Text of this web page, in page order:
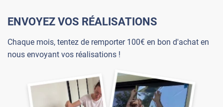
ENVOYEZ VOS RÉALISATIONS
Chaque mois, tentez de remporter 100€ en bon d'achat en
nous envoyant vos réalisations !